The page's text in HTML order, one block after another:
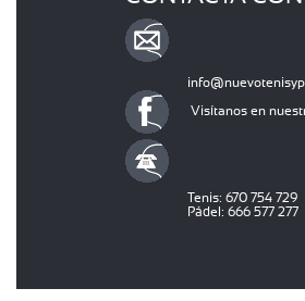
Visítanos en
Tenis: 670 754 729
Pádel: 666 577 277